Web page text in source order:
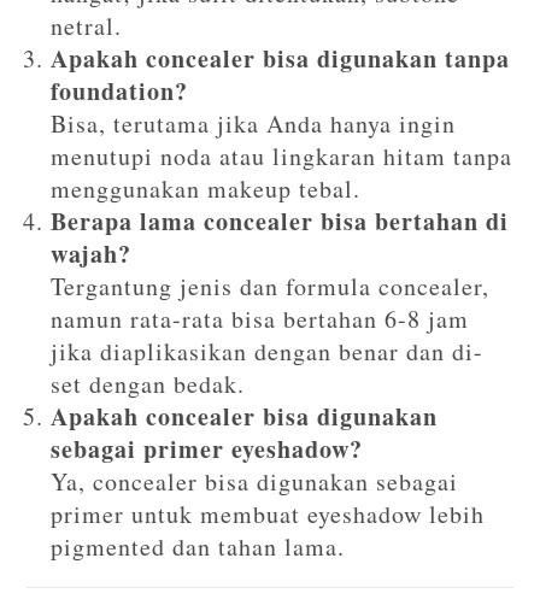
netral.
Apakah concealer bisa digunakan tanpa
foundation?
Bisa, terutama jika Anda hanya ingin
menutupi noda atau lingkaran hitam tanpa
menggunakan makeup tebal.
Berapa lama concealer bisa bertahan di
wajah?
Tergantung jenis dan formula concealer,
namun rata-rata bisa bertahan 6-8 jam
jika diaplikasikan dengan benar dan di-
set dengan bedak.
Apakah concealer bisa digunakan
sebagai primer eyeshadow?
Ya, concealer bisa digunakan sebagai
primer untuk membuat eyeshadow lebih
pigmented dan tahan lama.